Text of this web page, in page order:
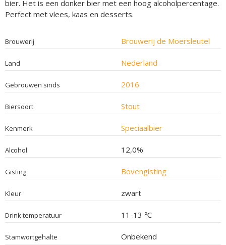
bier. Het is een donker bier met een hoog alcoholpercentage.
Perfect met vlees, kaas en desserts.
Brouwerij Brouwerij de Moersleutel
Land Nederland
Gebrouwen sinds 2016
Biersoort Stout
Kenmerk Speciaalbier
Alcohol 12,0%
Gisting Bovengisting
Kleur zwart
Drink temperatuur 11-13 ℃
Stamwortgehalte Onbekend